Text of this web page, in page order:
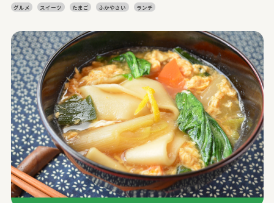
グルメ スイーツ たまご ふかやさい ランチ